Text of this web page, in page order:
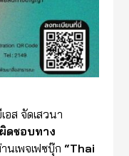
ส จัดเสวนา
ดชอบทาง
นเพจเฟซบุ๊ก “Thai